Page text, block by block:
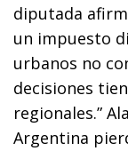
diputada
un impuesto
urbanos no
decisiones
regionales.”
Argentina